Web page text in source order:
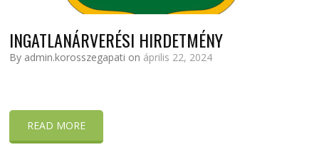
INGATLANÁRVERÉSI HIRDETMÉNY
By admin.korosszegapati on április 22, 2024
READ MORE